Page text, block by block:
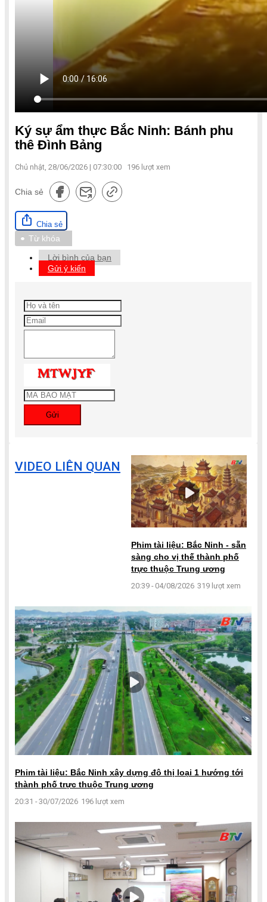
Ký sự ẩm thực Bắc Ninh: Bánh phu
thê Đình Bảng
Chủ nhật, 28/06/2026 | 07:30:00 196 lượt xem
Chia sẻ
Chia sẻ
Từ khóa
Lời bình của bạn
Gửi ý kiến
Gửi
VIDEO LIÊN QUAN
Phim tài liệu: Bắc Ninh - sẵn
sàng cho vị thế thành phố
trực thuộc Trung ương
20:39 - 04/08/2026 319 lượt xem
Phim tài liệu: Bắc Ninh xây dựng đô thị loại 1 hướng tới
thành phố trực thuộc Trung ương
20:31 - 30/07/2026 196 lượt xem